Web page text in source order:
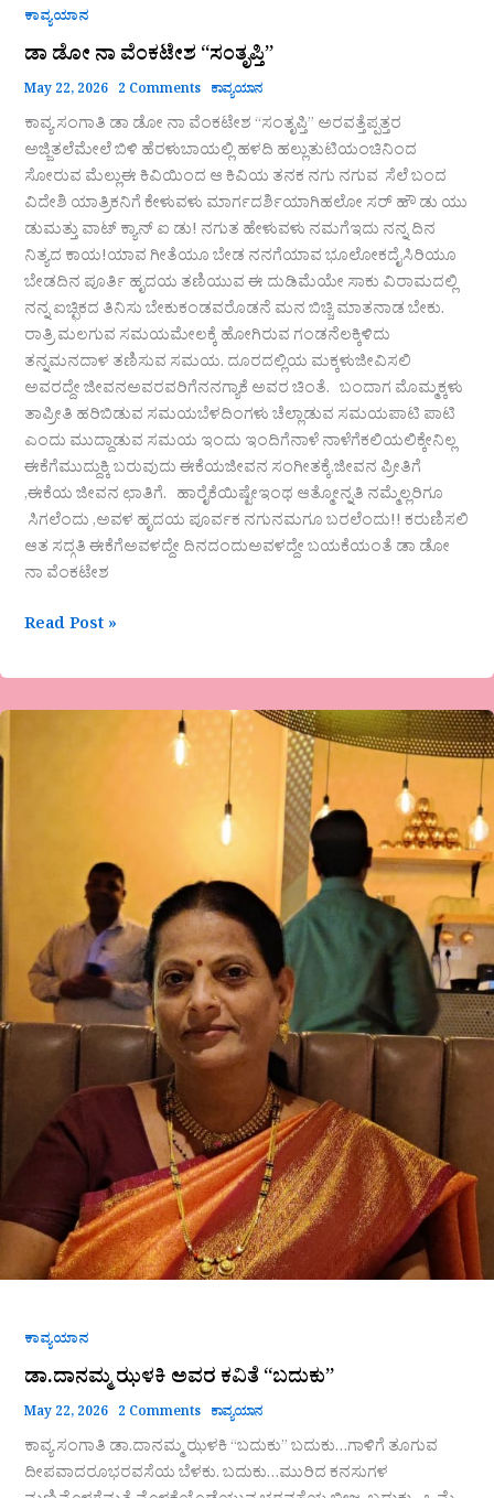
ಕಾವ್ಯಯಾನ
ಡಾ ಡೋ ನಾ ವೆಂಕಟೇಶ “ಸಂತೃಪ್ತಿ”
May 22, 2026 2 Comments ಕಾವ್ಯಯಾನ
ಕಾವ್ಯ ಸಂಗಾತಿ ಡಾ ಡೋ ನಾ ವೆಂಕಟೇಶ “ಸಂತೃಪ್ತಿ” ಅರವತ್ತೆಪ್ಪತ್ತರ
ಅಜ್ಜಿತಲೆಮೇಲೆ ಬಿಳಿ ಹೆರಳುಬಾಯಲ್ಲಿ ಹಳದಿ ಹಲ್ಲುತುಟಿಯಂಚಿನಿಂದ
ಸೋರುವ ಮೆಲ್ಲುಈ ಕಿವಿಯಿಂದ ಆ ಕಿವಿಯ ತನಕ ನಗು ನಗುವ ಸೆಲೆ ಬಂದ
ವಿದೇಶಿ ಯಾತ್ರಿಕನಿಗೆ ಕೇಳುವಳು ಮಾರ್ಗದರ್ಶಿಯಾಗಿಹಲೋ ಸರ್ ಹೌ ಡು ಯು
ಡುಮತ್ತು ವಾಟ್ ಕ್ಯಾನ್ ಐ ಡು! ನಗುತ ಹೇಳುವಳು ನಮಗೆಇದು ನನ್ನ ದಿನ
ನಿತ್ಯದ ಕಾಯ!ಯಾವ ಗೀತೆಯೂ ಬೇಡ ನನಗೆಯಾವ ಭೂಲೋಕದೈಸಿರಿಯೂ
ಬೇಡದಿನ ಪೂರ್ತಿ ಹೃದಯ ತಣಿಯುವ ಈ ದುಡಿಮೆಯೇ ಸಾಕು ವಿರಾಮದಲ್ಲಿ
ನನ್ನ ಐಚ್ಛಿಕದ ತಿನಿಸು ಬೇಕುಕಂಡವರೊಡನೆ ಮನ ಬಿಚ್ಚಿ ಮಾತನಾಡ ಬೇಕು.
ರಾತ್ರಿ ಮಲಗುವ ಸಮಯಮೇಲಕ್ಕೆ ಹೋಗಿರುವ ಗಂಡನೆಲಕ್ಕಿಳಿದು
ತನ್ನಮನದಾಳ ತಣಿಸುವ ಸಮಯ. ದೂರದಲ್ಲಿಯ ಮಕ್ಕಳುಜೀವಿಸಲಿ
ಅವರದ್ದೇ ಜೀವನಅವರವರಿಗೆನನಗ್ಯಾಕೆ ಅವರ ಚಿಂತೆ. ಬಂದಾಗ ಮೊಮ್ಮಕ್ಕಳು
ತಾಪ್ರೀತಿ ಹರಿಬಿಡುವ ಸಮಯಬೆಳದಿಂಗಳು ಚೆಲ್ಲಾಡುವ ಸಮಯಪಾಟಿ ಪಾಟಿ
ಎಂದು ಮುದ್ದಾಡುವ ಸಮಯ ಇಂದು ಇಂದಿಗೆನಾಳೆ ನಾಳೆಗೆಕಲಿಯಲಿಕ್ಕೇನಿಲ್ಲ
ಈಕೆಗೆಮುದ್ದುಕ್ಕಿ ಬರುವುದು ಈಕೆಯಜೀವನ ಸಂಗೀತಕ್ಕೆ,ಜೀವನ ಪ್ರೀತಿಗೆ
,ಈಕೆಯ ಜೀವನ ಛಾತಿಗೆ. ಹಾರೈಕೆಯಿಷ್ಟೇಇಂಥ ಆತ್ಮೋನ್ನತಿ ನಮ್ಮೆಲ್ಲರಿಗೂ
ಸಿಗಲೆಂದು ,ಅವಳ ಹೃದಯ ಪೂರ್ವಕ ನಗುನಮಗೂ ಬರಲೆಂದು!! ಕರುಣಿಸಲಿ
ಆತ ಸದ್ಗತಿ ಈಕೆಗೆಅವಳದ್ದೇ ದಿನದಂದುಅವಳದ್ದೇ ಬಯಕೆಯಂತೆ ಡಾ ಡೋ
ನಾ ವೆಂಕಟೇಶ
Read Post »
ಕಾವ್ಯಯಾನ
ಡಾ.ದಾನಮ್ಮ ಝಳಕಿ ಅವರ ಕವಿತೆ “ಬದುಕು”
May 22, 2026 2 Comments ಕಾವ್ಯಯಾನ
ಕಾವ್ಯ ಸಂಗಾತಿ ಡಾ.ದಾನಮ್ಮ ಝಳಕಿ “ಬದುಕು” ಬದುಕು…ಗಾಳಿಗೆ ತೂಗುವ
ದೀಪವಾದರೂಭರವಸೆಯ ಬೆಳಕು. ಬದುಕು…ಮುರಿದ ಕನಸುಗಳ